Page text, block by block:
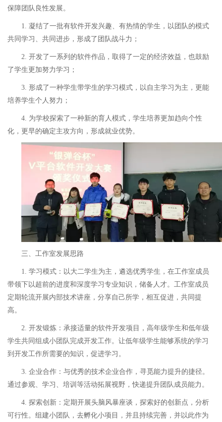
保障团队良性发展。
1. 凝结了一批有软件开发兴趣、有热情的学生，以团队的模式
共同学习、共同进步，形成了团队战斗力；
2. 开发了一系列的软件作品，取得了一定的经济效益，也鼓励
了学生更加努力学习；
3. 形成了一种学生带学生的学习模式，以自主学习为主，更能
培养学生个人努力；
4. 为学校探索了一种新的育人模式，学生培养更加趋向个性
化，更早的确定主攻方向，形成就业优势。
三、工作室发展思路
1. 学习模式：以大二学生为主，遴选优秀学生，在工作室成员
带领下以超前的进度和深度学习专业知识，储备人才。工作室成员
定期轮流开展内部技术讲座，分享自己所学，相互促进，共同提
高。
2. 开发锻炼：承接适量的软件开发项目，高年级学生和低年级
学生共同组成小团队完成开发工作。让低年级学生能够系统的学习
到开发工作所需要的知识，促进学习。
3. 企业合作：与优秀的技术企业合作，寻觅能力提升的捷径。
通过参观、学习、培训等活动拓展视野，快递提升团队成员能力。
4. 探索创新：定期开展头脑风暴座谈，探索好的创新点，分析
可行性。组建小团队，去孵化小项目，并且持续完善，并以此作为